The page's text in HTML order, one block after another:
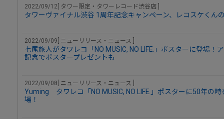
2022/09/12[ タワー限定・タワーレコード渋谷店 ]
タワーヴァイナル渋谷 1周年記念キャンペーン、レコスケくん
2022/09/09[ ニューリリース・ニュース ]
七尾旅人がタワレコ「NO MUSIC, NO LIFE.」ポスターに登場！
記念でポスタープレゼントも
2022/09/08[ ニューリリース・ニュース ]
Yuming タワレコ「NO MUSIC, NO LIFE.」ポスターに50年の
場！